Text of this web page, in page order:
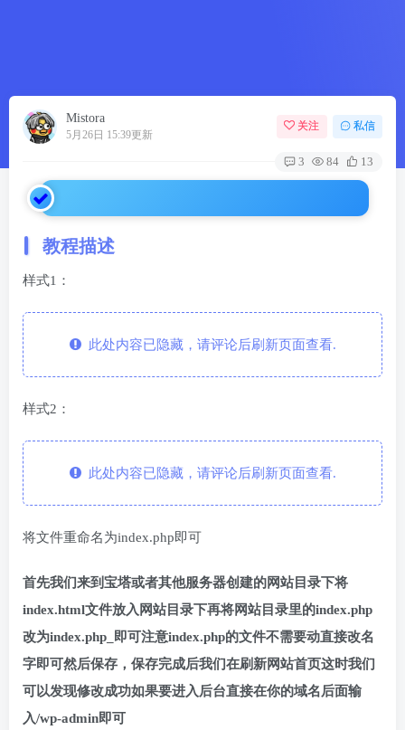
Mistora
5月26日 15:39更新
关注 私信
3 84 13
教程描述
样式1：
此处内容已隐藏，请评论后刷新页面查看.
样式2：
此处内容已隐藏，请评论后刷新页面查看.
将文件重命名为index.php即可
首先我们来到宝塔或者其他服务器创建的网站目录下将
index.html文件放入网站目录下再将网站目录里的index.php
改为index.php_即可注意index.php的文件不需要动直接改名
字即可然后保存，保存完成后我们在刷新网站首页这时我们
可以发现修改成功如果要进入后台直接在你的域名后面输
入/wp-admin即可